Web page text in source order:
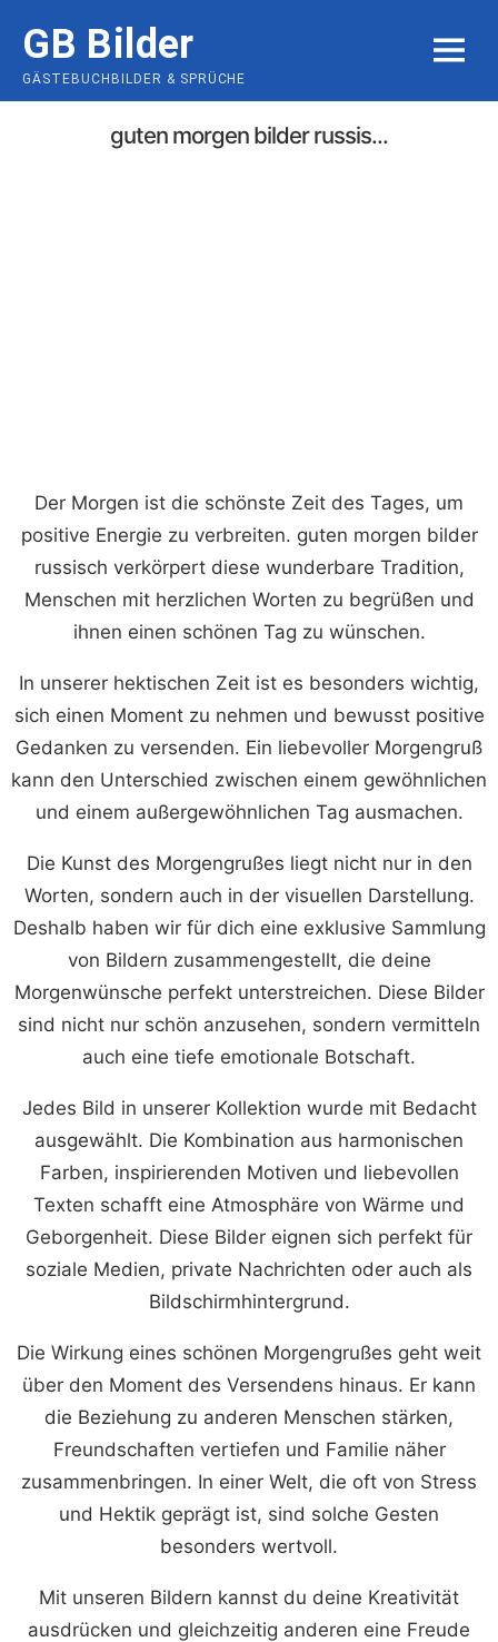
content
GB Bilder
GÄSTEBUCHBILDER & SPRÜCHE
MENU
guten morgen bilder russis...
Der Morgen ist die schönste Zeit des Tages, um
positive Energie zu verbreiten. guten morgen bilder
russisch verkörpert diese wunderbare Tradition,
Menschen mit herzlichen Worten zu begrüßen und
ihnen einen schönen Tag zu wünschen.
In unserer hektischen Zeit ist es besonders wichtig,
sich einen Moment zu nehmen und bewusst positive
Gedanken zu versenden. Ein liebevoller Morgengruß
kann den Unterschied zwischen einem gewöhnlichen
und einem außergewöhnlichen Tag ausmachen.
Die Kunst des Morgengrußes liegt nicht nur in den
Worten, sondern auch in der visuellen Darstellung.
Deshalb haben wir für dich eine exklusive Sammlung
von Bildern zusammengestellt, die deine
Morgenwünsche perfekt unterstreichen. Diese Bilder
sind nicht nur schön anzusehen, sondern vermitteln
auch eine tiefe emotionale Botschaft.
Jedes Bild in unserer Kollektion wurde mit Bedacht
ausgewählt. Die Kombination aus harmonischen
Farben, inspirierenden Motiven und liebevollen
Texten schafft eine Atmosphäre von Wärme und
Geborgenheit. Diese Bilder eignen sich perfekt für
soziale Medien, private Nachrichten oder auch als
Bildschirmhintergrund.
Die Wirkung eines schönen Morgengrußes geht weit
über den Moment des Versendens hinaus. Er kann
die Beziehung zu anderen Menschen stärken,
Freundschaften vertiefen und Familie näher
zusammenbringen. In einer Welt, die oft von Stress
und Hektik geprägt ist, sind solche Gesten
besonders wertvoll.
Mit unseren Bildern kannst du deine Kreativität
ausdrücken und gleichzeitig anderen eine Freude